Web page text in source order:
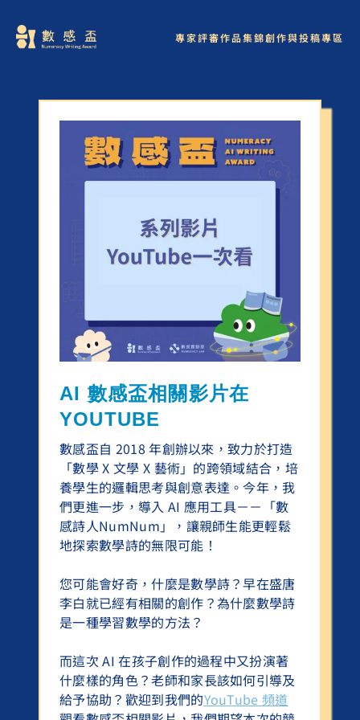
專家評審作品集錦創作與投稿專區
AI 數感盃相關影片在
YOUTUBE
數感盃自 2018 年創辦以來，致力於打造
「數學 X 文學 X 藝術」的跨領域結合，培
養學生的邏輯思考與創意表達。今年，我
們更進一步，導入 AI 應用工具－－「數
感詩人NumNum」，讓親師生能更輕鬆
地探索數學詩的無限可能！
您可能會好奇，什麼是數學詩？早在盛唐
李白就已經有相關的創作？為什麼數學詩
是一種學習數學的方法？
而這次 AI 在孩子創作的過程中又扮演著
什麼樣的角色？老師和家長該如何引導及
給予協助？歡迎到我們的YouTube 頻道